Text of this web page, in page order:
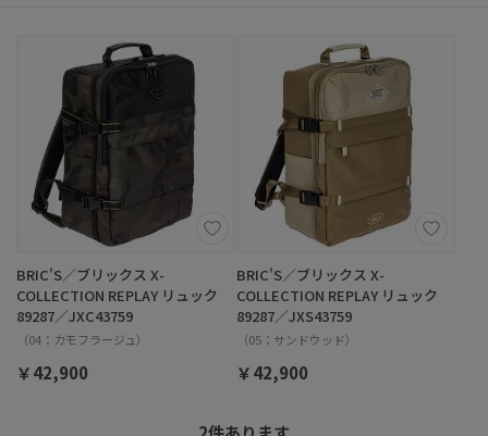
BRIC'S／ブリックス X-
COLLECTION REPLAY リュック
89287／JXC43759
（04：カモフラージュ）
￥42,900
BRIC'S／ブリックス X-
COLLECTION REPLAY リュック
89287／JXS43759
（05：サンドウッド）
￥42,900